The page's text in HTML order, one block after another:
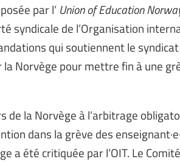
par l’ Union of Education
syndicale de l’Organisation
qui soutiennent le
Norvège pour mettre fin à une
de la Norvège à l’arbitrage
dans la grève des
a été critiquée par l’OIT. Le